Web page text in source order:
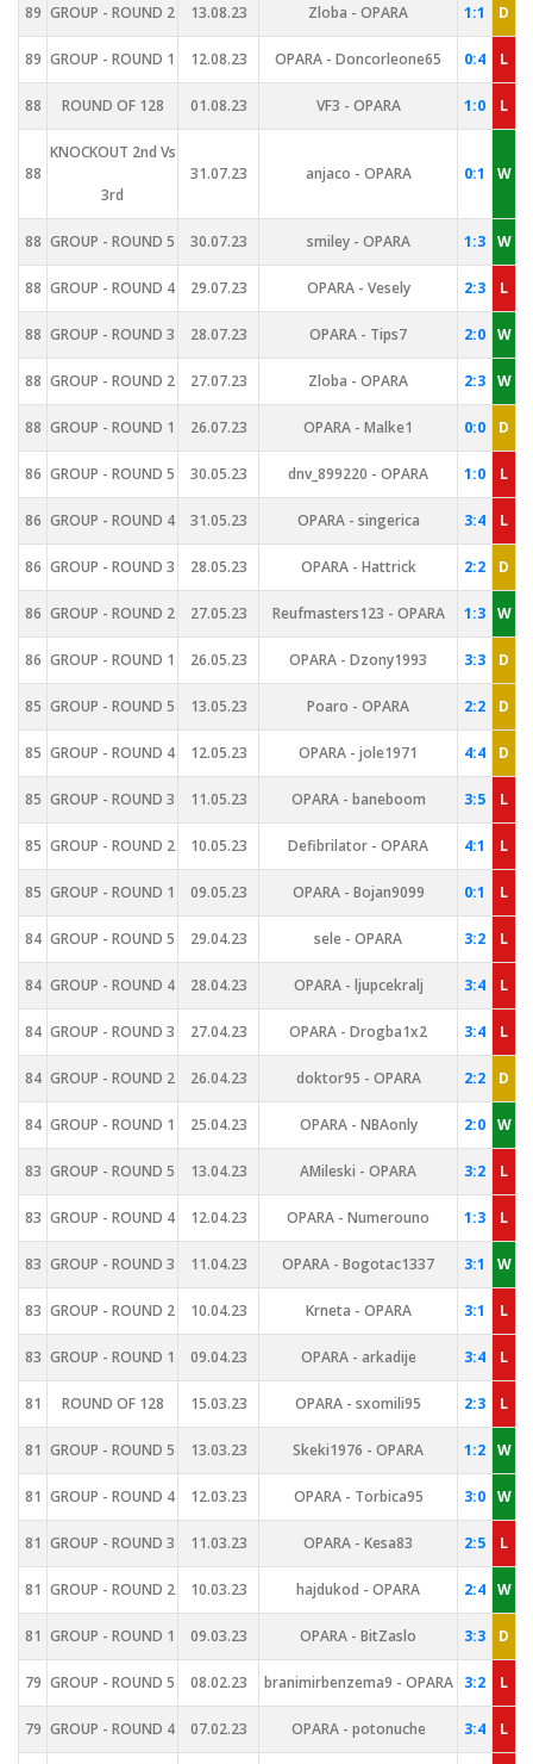
89 GROUP - ROUND 2 13.08.23 Zloba - OPARA 1:1 D
89 GROUP - ROUND 1 12.08.23 OPARA - Doncorleone65 0:4 L
88 ROUND OF 128 01.08.23 VF3 - OPARA 1:0 L
88
KNOCKOUT 2nd Vs
3rd
31.07.23 anjaco - OPARA 0:1 W
88 GROUP - ROUND 5 30.07.23 smiley - OPARA 1:3 W
88 GROUP - ROUND 4 29.07.23 OPARA - Vesely 2:3 L
88 GROUP - ROUND 3 28.07.23 OPARA - Tips7 2:0 W
88 GROUP - ROUND 2 27.07.23 Zloba - OPARA 2:3 W
88 GROUP - ROUND 1 26.07.23 OPARA - Malke1 0:0 D
86 GROUP - ROUND 5 30.05.23 dnv_899220 - OPARA 1:0 L
86 GROUP - ROUND 4 31.05.23 OPARA - singerica 3:4 L
86 GROUP - ROUND 3 28.05.23 OPARA - Hattrick 2:2 D
86 GROUP - ROUND 2 27.05.23 Reufmasters123 - OPARA 1:3 W
86 GROUP - ROUND 1 26.05.23 OPARA - Dzony1993 3:3 D
85 GROUP - ROUND 5 13.05.23 Poaro - OPARA 2:2 D
85 GROUP - ROUND 4 12.05.23 OPARA - jole1971 4:4 D
85 GROUP - ROUND 3 11.05.23 OPARA - baneboom 3:5 L
85 GROUP - ROUND 2 10.05.23 Defibrilator - OPARA 4:1 L
85 GROUP - ROUND 1 09.05.23 OPARA - Bojan9099 0:1 L
84 GROUP - ROUND 5 29.04.23 sele - OPARA 3:2 L
84 GROUP - ROUND 4 28.04.23 OPARA - ljupcekralj 3:4 L
84 GROUP - ROUND 3 27.04.23 OPARA - Drogba1x2 3:4 L
84 GROUP - ROUND 2 26.04.23 doktor95 - OPARA 2:2 D
84 GROUP - ROUND 1 25.04.23 OPARA - NBAonly 2:0 W
83 GROUP - ROUND 5 13.04.23 AMileski - OPARA 3:2 L
83 GROUP - ROUND 4 12.04.23 OPARA - Numerouno 1:3 L
83 GROUP - ROUND 3 11.04.23 OPARA - Bogotac1337 3:1 W
83 GROUP - ROUND 2 10.04.23 Krneta - OPARA 3:1 L
83 GROUP - ROUND 1 09.04.23 OPARA - arkadije 3:4 L
81 ROUND OF 128 15.03.23 OPARA - sxomili95 2:3 L
81 GROUP - ROUND 5 13.03.23 Skeki1976 - OPARA 1:2 W
81 GROUP - ROUND 4 12.03.23 OPARA - Torbica95 3:0 W
81 GROUP - ROUND 3 11.03.23 OPARA - Kesa83 2:5 L
81 GROUP - ROUND 2 10.03.23 hajdukod - OPARA 2:4 W
81 GROUP - ROUND 1 09.03.23 OPARA - BitZaslo 3:3 D
79 GROUP - ROUND 5 08.02.23 branimirbenzema9 - OPARA 3:2 L
79 GROUP - ROUND 4 07.02.23 OPARA - potonuche 3:4 L